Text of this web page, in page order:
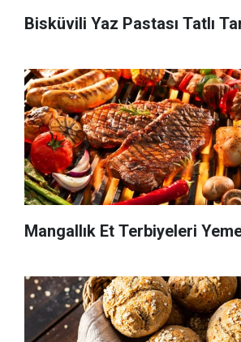
Bisküvili Yaz Pastası Tatlı
Mangallık Et Terbiyeleri